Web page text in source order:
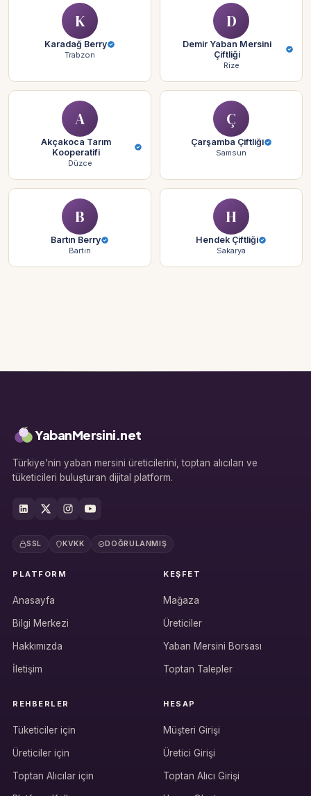
Hesabına giriş yap
K
Karadağ Berry
Trabzon
D
Demir Yaban Mersini
Çiftliği
Rize
A
Akçakoca Tarım
Kooperatifi
Düzce
Ç
Çarşamba Çiftliği
Samsun
B
Bartın Berry
Bartın
H
Hendek Çiftliği
Sakarya
YabanMersini.net
Türkiye'nin yaban mersini üreticilerini, toptan alıcıları ve
tüketicileri buluşturan dijital platform.
SSL KVKK DOĞRULANMIŞ
PLATFORM
Anasayfa
Bilgi Merkezi
Hakkımızda
İletişim
KEŞFET
Mağaza
Üreticiler
Yaban Mersini Borsası
Toptan Talepler
REHBERLER
Tüketiciler için
Üreticiler için
Toptan Alıcılar için
HESAP
Müşteri Girişi
Üretici Girişi
Toptan Alıcı Girişi